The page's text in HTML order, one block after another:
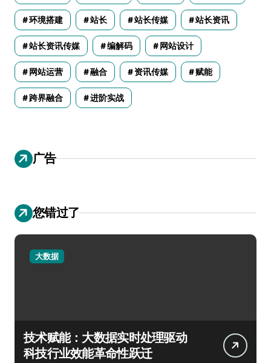
环境搭建 站长 站长传媒 站长资讯
站长资讯传媒 编解码 网站设计
网站运营 融合 资讯传媒 赋能
跨界融合 进阶实战
广告
您错过了
大数据
技术赋能：大数据实时处理驱动
科技行业效能革命性跃迁